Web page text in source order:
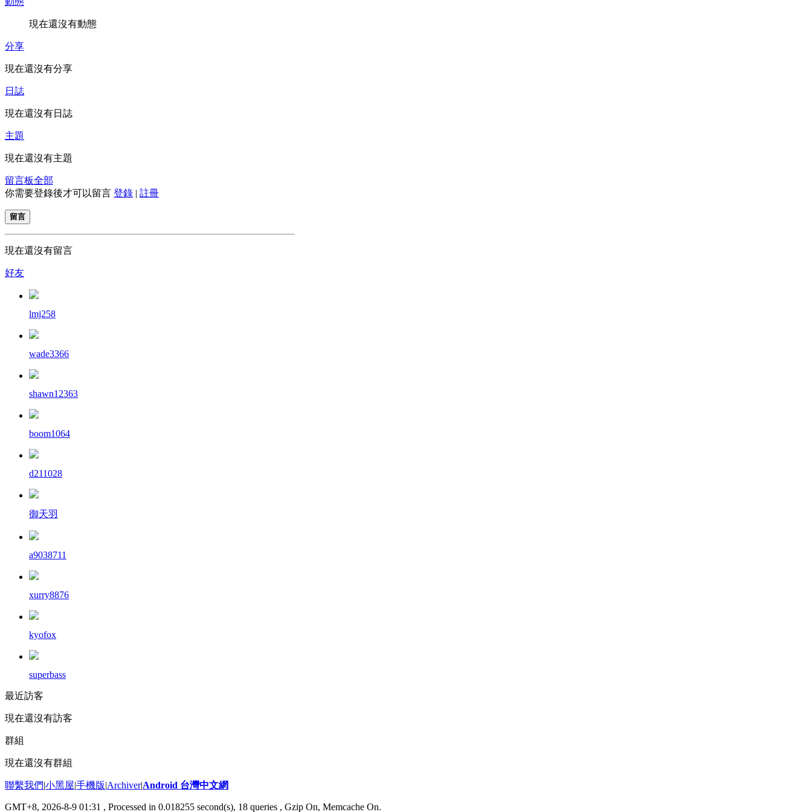
現在還沒有動態
分享
現在還沒有分享
日誌
現在還沒有日誌
主題
現在還沒有主題
留言板全部
你需要登錄後才可以留言 登錄 | 註冊
留言
現在還沒有留言
好友
lmj258
wade3366
shawn12363
boom1064
d211028
御天羽
a9038711
xurry8876
kyofox
superbass
最近訪客
現在還沒有訪客
群組
現在還沒有群組
聯繫我們|小黑屋|手機版|Archiver|Android 台灣中文網
GMT+8, 2026-8-9 01:31 , Processed in 0.018255 second(s), 18 queries , Gzip On, Memcache On.